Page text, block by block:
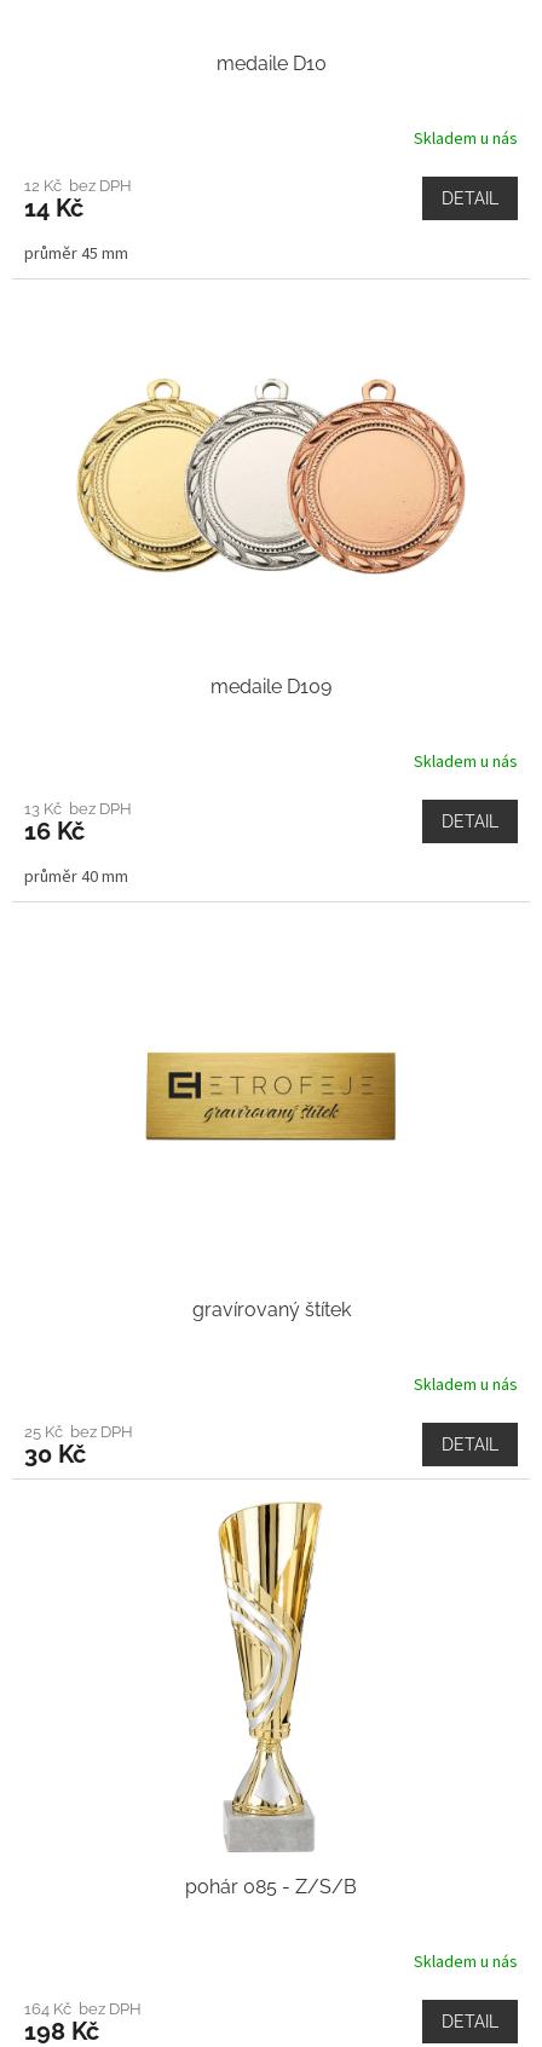
medaile D10
Skladem u nás
12 Kč bez DPH
14 Kč DETAIL
průměr 45 mm
medaile D109
Skladem u nás
13 Kč bez DPH
16 Kč DETAIL
průměr 40 mm
gravírovaný štítek
Skladem u nás
25 Kč bez DPH
30 Kč DETAIL
pohár 085 - Z/S/B
Skladem u nás
164 Kč bez DPH
198 Kč DETAIL